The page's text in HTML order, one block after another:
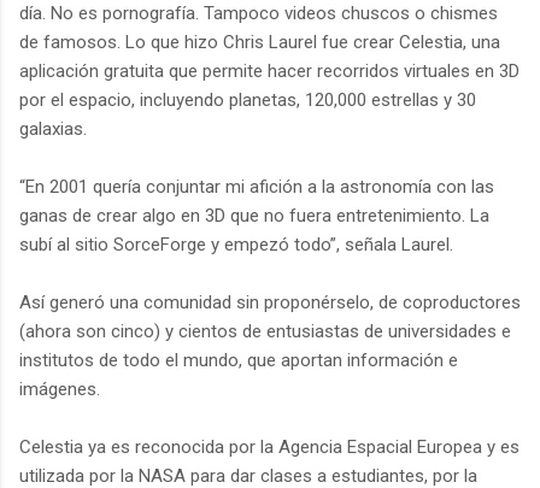
día. No es pornografía. Tampoco videos chuscos o chismes
de famosos. Lo que hizo Chris Laurel fue crear Celestia, una
aplicación gratuita que permite hacer recorridos virtuales en 3D
por el espacio, incluyendo planetas, 120,000 estrellas y 30
galaxias.
“En 2001 quería conjuntar mi afición a la astronomía con las
ganas de crear algo en 3D que no fuera entretenimiento. La
subí al sitio SorceForge y empezó todo”, señala Laurel.
Así generó una comunidad sin proponérselo, de coproductores
(ahora son cinco) y cientos de entusiastas de universidades e
institutos de todo el mundo, que aportan información e
imágenes.
Celestia ya es reconocida por la Agencia Espacial Europea y es
utilizada por la NASA para dar clases a estudiantes, por la